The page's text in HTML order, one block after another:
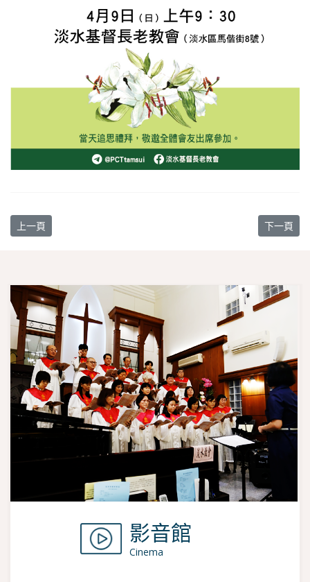
上一篇文章: 【教會消息】索取2023年第2季《新眼光讀經手冊》
上一頁 下一篇文
下一頁
影音館
Cinema